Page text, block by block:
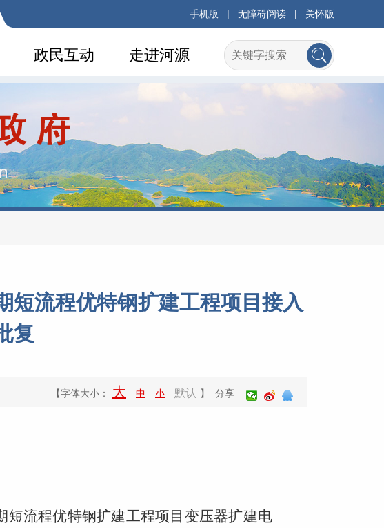
手机版 | 无障碍阅读 | 关怀版
走进河源
政民互动
短流程优特钢扩建工程项目接入
复
【字体大小： 大 中 小 默认 】 分享
流程优特钢扩建工程项目变压器扩建电